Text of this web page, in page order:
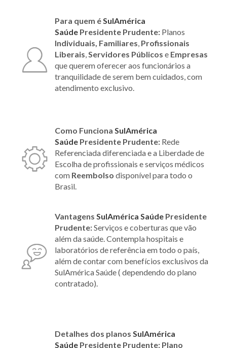
Para quem éSulAmérica
Saúde Presidente Prudente: Planos
Individuais, Familiares, Profissionais
Liberais,Servidores Públicos e Empresas
que querem oferecer aos funcionários a
tranquilidade de serem bem cuidados, com
atendimento exclusivo.
Como Funciona SulAmérica
Saúde Presidente Prudente: Rede
Referenciada diferenciada e a Liberdade de
Escolha de profissionais e serviços médicos
com Reembolso disponível para todo o
Brasil.
Vantagens SulAmérica Saúde Presidente
Prudente:Serviços e coberturas que vão
além da saúde. Contempla hospitais e
laboratórios de referência em todo o país,
além de contar com benefícios exclusivos da
SulAmérica Saúde ( dependendo do plano
contratado).
Detalhes dos planos SulAmérica
Saúde Presidente Prudente: Plano